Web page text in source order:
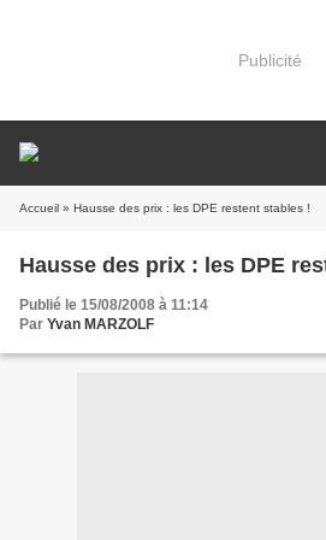
Publicité
Accueil » Hausse des prix : les DPE restent stables !
Hausse des prix : les DPE
Publié le 15/08/2008 à 11:14
Par Yvan MARZOLF